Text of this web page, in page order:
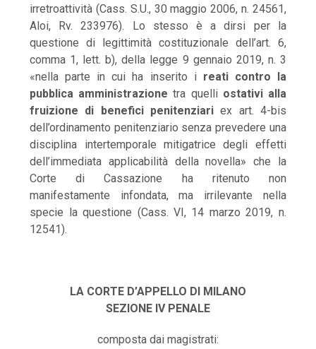
irretroattività (Cass. S.U., 30 maggio 2006, n. 24561,
Aloi, Rv. 233976). Lo stesso è a dirsi per la
questione di legittimità costituzionale dell’art. 6,
comma 1, lett. b), della legge 9 gennaio 2019, n. 3
«nella parte in cui ha inserito i reati contro la
pubblica amministrazione tra quelli ostativi alla
fruizione di benefici penitenziariex art. 4-bis
dell’ordinamento penitenziario senza prevedere una
disciplina intertemporale mitigatrice degli effetti
dell’immediata applicabilità della novella» che la
Corte di Cassazione ha ritenuto non
manifestamente infondata, ma irrilevante nella
specie la questione (Cass. VI, 14 marzo 2019, n.
12541).
LA CORTE D’APPELLO DI MILANO
SEZIONE IV PENALE
composta dai magistrati: